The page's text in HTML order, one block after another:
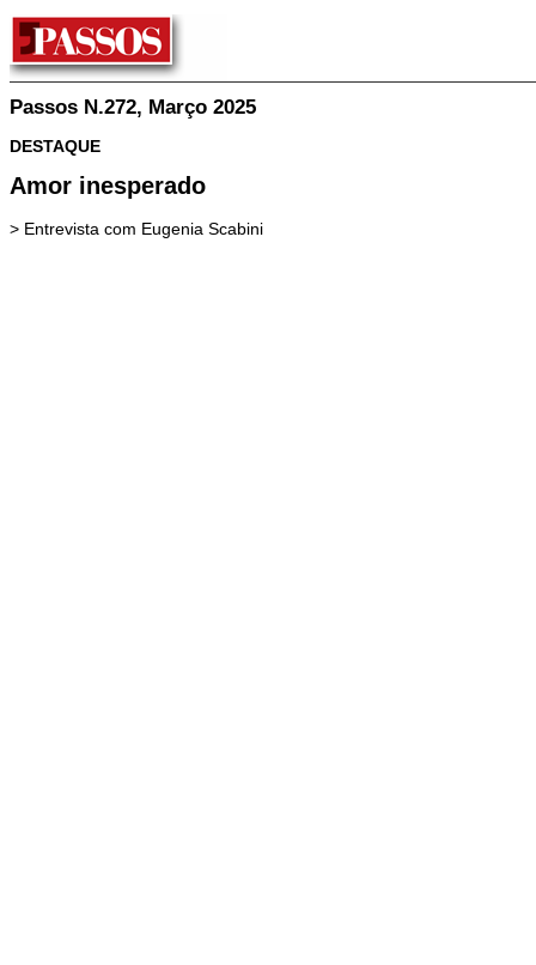
Passos N.272, Março 2025
DESTAQUE
Amor inesperado
> Entrevista com Eugenia Scabini